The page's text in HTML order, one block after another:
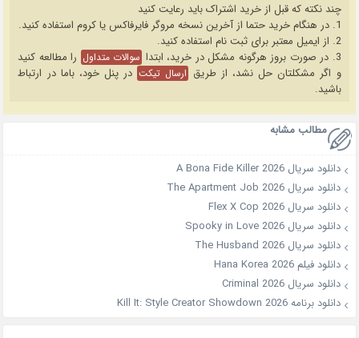
چند نکته که قبل از خرید اشتراک باید رعایت کنید
1. در هنگام خرید حتما از آخرین نسخه مروگر فایرفاکس یا کروم استفاده کنید.
2. از ایمیل معتبر برای ثبت نام استفاده کنید.
3. در صورت بروز هرگونه مشکل در خرید، ابتدا
سوالات متداول را مطالعه کنید
و اگر مشکلتان حل نشد، از طریق ارسال تیکت در پنل خود، باما در ارتباط
باشید.
مطالب مشابه
دانلود سریال A Bona Fide Killer 2026
دانلود سریال The Apartment Job 2026
دانلود سریال Flex X Cop 2026
دانلود سریال Spooky in Love 2026
دانلود سریال The Husband 2026
دانلود فیلم Hana Korea 2026
دانلود سریال Criminal 2026
دانلود برنامه Kill It: Style Creator Showdown 2026